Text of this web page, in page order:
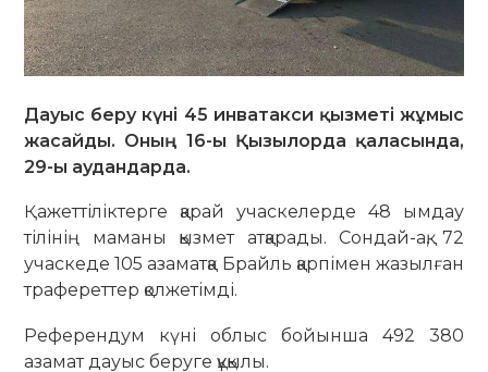
Дауыс беру күні 45 инватакси қызметі жұмыс
жасайды. Оның 16-ы Қызылорда қаласында,
29-ы аудандарда.
Қажеттіліктерге қарай учаскелерде 48 ымдау
тілінің маманы қызмет атқарады. Сондай-ақ, 72
учаскеде 105 азаматқа Брайль қарпімен жазылған
трафереттер қолжетімді.
Референдум күні облыс бойынша 492 380
азамат дауыс беруге құқылы.